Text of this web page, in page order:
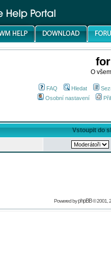
O
FAQ Hledat
Osobní nastavení
Vstoupit do
Powered byphpBB© 2001,